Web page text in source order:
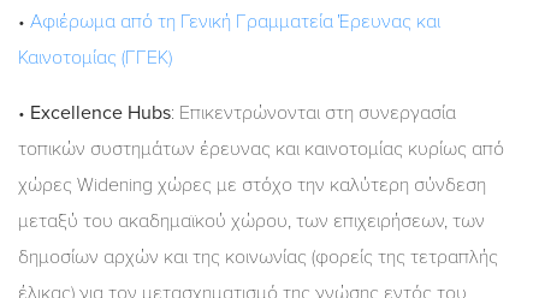
• Αφιέρωμα από τη Γενική Γραμματεία Έρευνας και
Καινοτομίας (ΓΓΕΚ)
• Excellence Hubs: Eπικεντρώνονται στη συνεργασία
τοπικών συστημάτων έρευνας και καινοτομίας κυρίως από
χώρες Widening χώρες με στόχο την καλύτερη σύνδεση
μεταξύ του ακαδημαϊκού χώρου, των επιχειρήσεων, των
δημοσίων αρχών και της κοινωνίας (φορείς της τετραπλής